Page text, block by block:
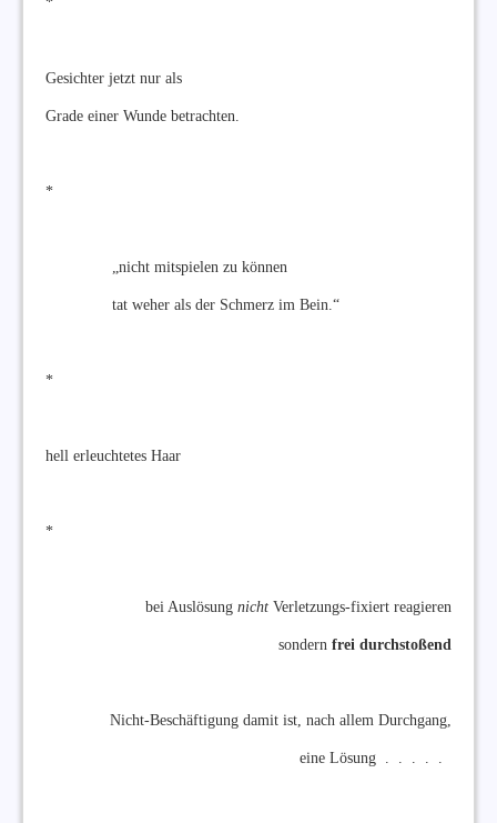
Gesichter jetzt nur als
Grade einer Wunde betrachten.
*
„nicht mitspielen zu können
tat weher als der Schmerz im Bein.“
*
hell erleuchtetes Haar
*
bei Auslösung nicht Verletzungs-fixiert reagieren
sondern frei durchstoßend
Nicht-Beschäftigung damit ist, nach allem Durchgang,
eine Lösung . . . . .